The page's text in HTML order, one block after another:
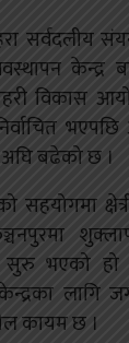
सर्वदलीय
केन्द्र
विकास
अघि बढेको छ ।
सहयोगमा
सुरु भएको हो
लागि
कायम छ ।